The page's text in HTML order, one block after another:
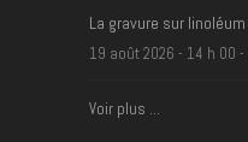
La gravure sur linoléum
19 août 2026 - 14 h 00 -
Voir plus …